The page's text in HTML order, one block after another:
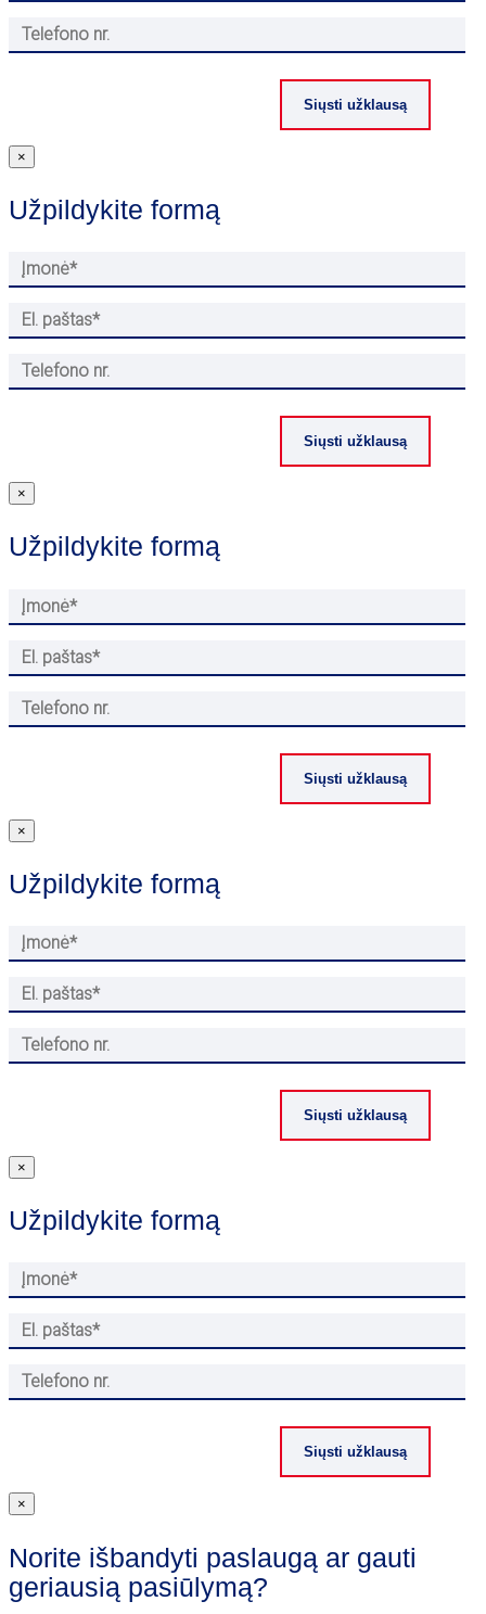
×
Užpildykite formą
×
Užpildykite formą
×
Užpildykite formą
×
Užpildykite formą
×
Norite išbandyti paslaugą ar gauti
geriausią pasiūlymą?